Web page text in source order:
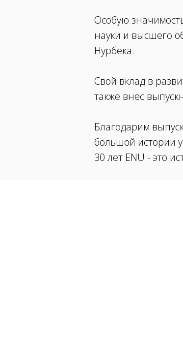
Особую
науки и высшего
Нурбека.
Свой вклад в
также внес
Благодарим
большой истории
30 лет ENU - это